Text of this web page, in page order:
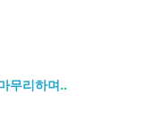
무리하며..